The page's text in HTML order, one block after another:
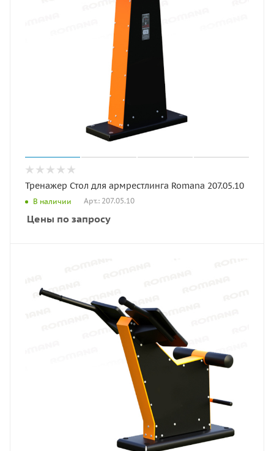
Тренажер Стол для армрестлинга Romana 207.05.10
В наличии Арт.: 207.05.10
Цены по запросу